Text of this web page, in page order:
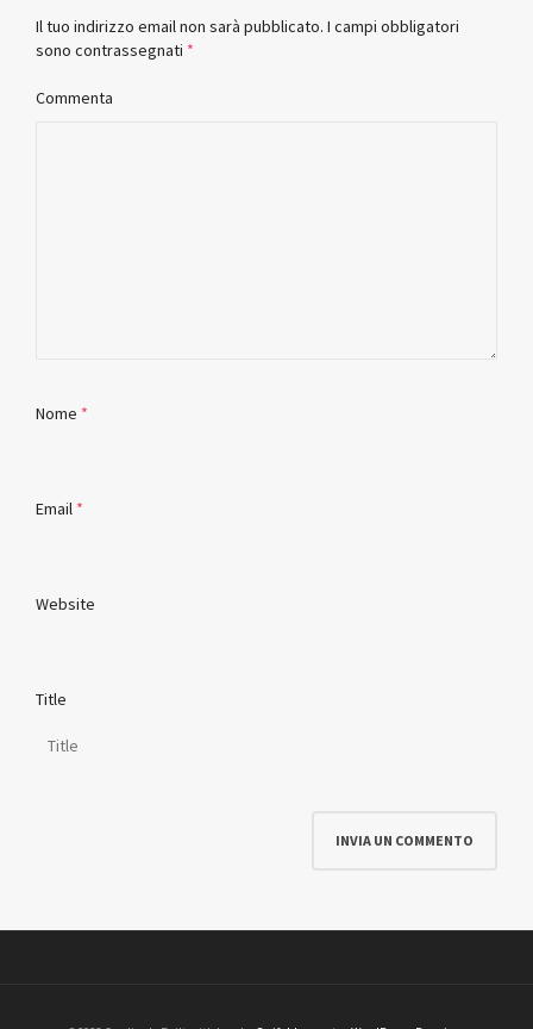
Il tuo indirizzo email non sarà pubblicato. I campi obbligatori
sono contrassegnati *
Commenta
Nome *
Email *
Website
Title